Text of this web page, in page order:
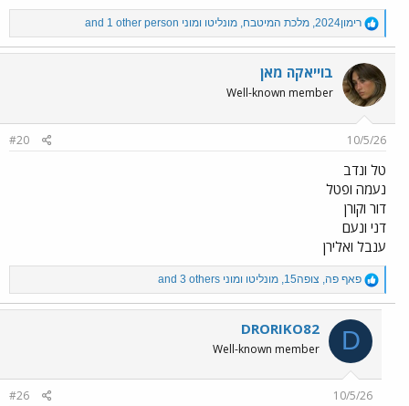
R
e
a
c
t
i
o
s
רימון2024 , מלכת המיטבח, מונליטו ומוני
בוייאקה מאן
Well-known member
10/5/26
#20
טל ונדב
נעמה ופטל
דור וקורן
דני ונעם
ענבל ואלירן
R
e
a
c
o
n
s
פאף פה צופה15 מונליטו ומוני
D
DRORIKO82
Well-known member
10/5/26
#26